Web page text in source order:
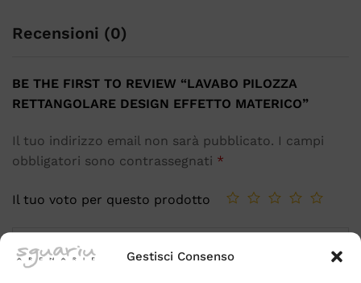
Gestisci Consenso
Recensioni (0)
BE THE FIRST TO REVIEW “LAVABO PILOZZA
RETTANGOLARE DESIGN EFFETTO MATERICO”
Il tuo indirizzo email non sarà pubblicato. I campi
obbligatori sono contrassegnati *
Il tuo voto per questo prodotto